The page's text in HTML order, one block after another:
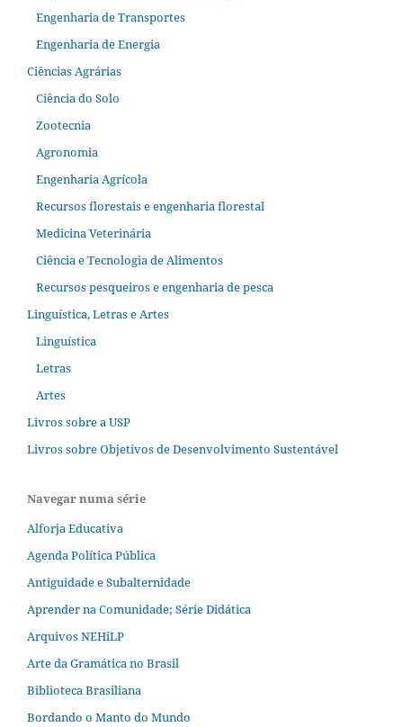
Engenharia de Transportes
Engenharia de Energia
Ciências Agrárias
Ciência do Solo
Zootecnia
Agronomia
Engenharia Agrícola
Recursos florestais e engenharia florestal
Medicina Veterinária
Ciência e Tecnologia de Alimentos
Recursos pesqueiros e engenharia de pesca
Linguística, Letras e Artes
Linguística
Letras
Artes
Livros sobre a USP
Livros sobre Objetivos de Desenvolvimento Sustentável
Navegar numa série
Alforja Educativa
Agenda Política Pública
Antiguidade e Subalternidade
Aprender na Comunidade; Série Didática
Arquivos NEHiLP
Arte da Gramática no Brasil
Biblioteca Brasiliana
Bordando o Manto do Mundo